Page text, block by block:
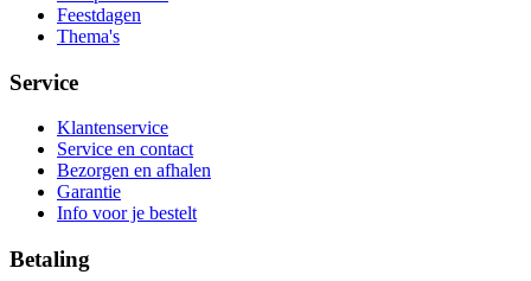
Feestdagen
Thema's
Service
Klantenservice
Service en contact
Bezorgen en afhalen
Garantie
Info voor je bestelt
Betaling